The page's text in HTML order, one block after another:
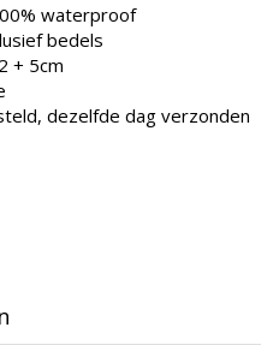
waterproof
bedels
+ 5cm
dezelfde dag verzonden